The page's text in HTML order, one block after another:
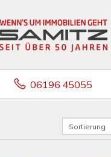
06196 45055